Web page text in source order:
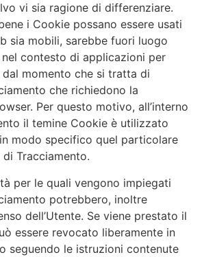
vi sia ragione di differenziare.
i Cookie possano essere usati
sia mobili, sarebbe fuori luogo
contesto di applicazioni per
momento che si tratta di
che richiedono la
Per questo motivo, all’interno
il temine Cookie è utilizzato
modo specifico quel particolare
Tracciamento.
per le quali vengono impiegati
potrebbero, inoltre
dell’Utente. Se viene prestato il
essere revocato liberamente in
seguendo le istruzioni contenute